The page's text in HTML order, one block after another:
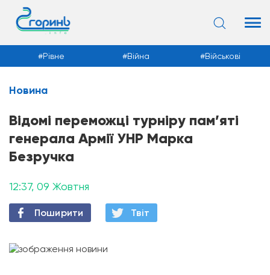
Новини
Рівне Війна Військові
Новина
Відомі переможці турніру пам’яті
генерала Армії УНР Марка
Безручка
12:37, 09 Жовтня
Поширити Твiт